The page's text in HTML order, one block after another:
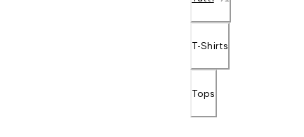
T-Shirts
Tops